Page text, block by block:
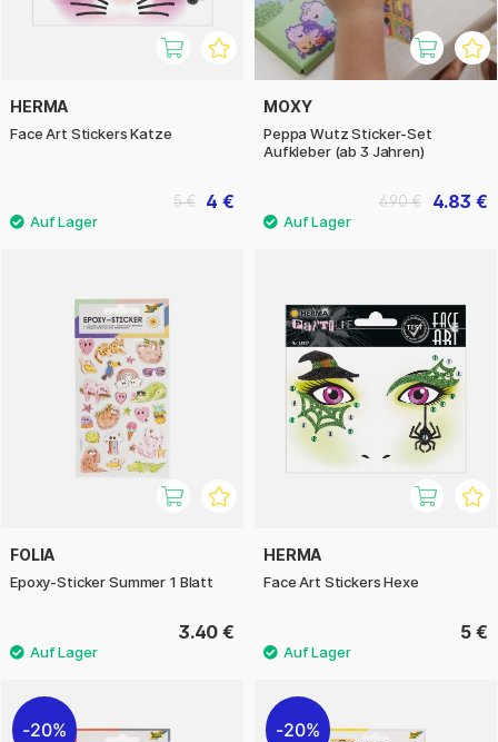
HERMA
Face Art Stickers Katze
4 €
5 €
MOXY
Peppa Wutz Sticker-Set
Aufkleber (ab 3 Jahren)
4.83 €
6.90 €
FOLIA
Epoxy-Sticker Summer 1 Blatt
3.40 €
HERMA
Face Art Stickers Hexe
5 €
20% 20%